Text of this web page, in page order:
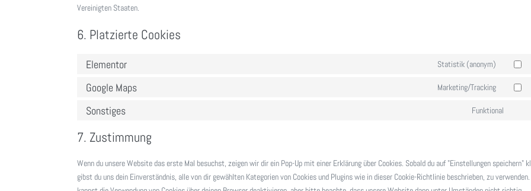
Vereinigten Staaten.
6. Platzierte Cookies
Elementor Statistik (anonym)
Consent
Google Maps Marketing/Tracking
Consent
Sonstiges Funktional
7. Zustimmung
Wenn du unsere Website das erste Mal besuchst, zeigen wir dir ein Pop-Up mit einer Erklärung über Cookies. Sobald du auf "Einstellungen speichern"
gibst du uns dein Einverständnis, alle von dir gewählten Kategorien von Cookies und Plugins wie in dieser Cookie-Richtlinie beschrieben, zu